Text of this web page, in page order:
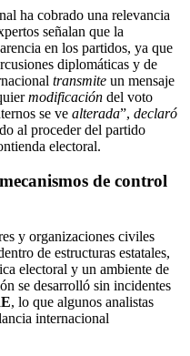
ha cobrado una relevancia
señalan que la
en los partidos, ya que
diplomáticas y de
transmite un mensaje
modificación del voto
se ve alterada”, declaró
al proceder del partido
electoral.
de control
y organizaciones civiles
de estructuras estatales,
electoral y un ambiente de
se desarrolló sin incidentes
, lo que algunos analistas
internacional